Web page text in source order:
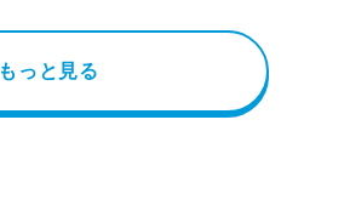
もっと見る